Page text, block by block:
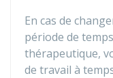
En cas de
période de
thérapeutique,
de travail à